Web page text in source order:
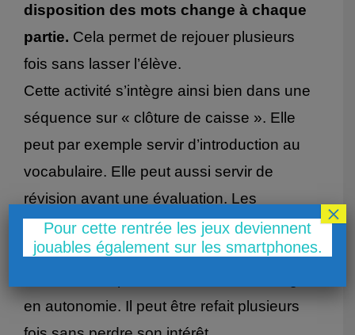
disposition des mots change à chaque
partie. Cela permet de rejouer plusieurs
fois sans lasser l’élève.
Cette activité s’intègre ainsi bien dans une
séquence sur « clôture de caisse ». Elle
peut par exemple servir d’introduction au
vocabulaire. Elle peut aussi servir de
révision avant une évaluation. Les
enseignants peuvent également s’en
inspirer pour leurs propres supports.
en autonomie. Il peut être refait plusieurs
Pour cette rentrée les jeux deviennent
jouables également sur les smartphones.
×